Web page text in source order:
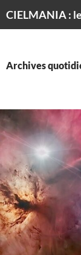
Archives